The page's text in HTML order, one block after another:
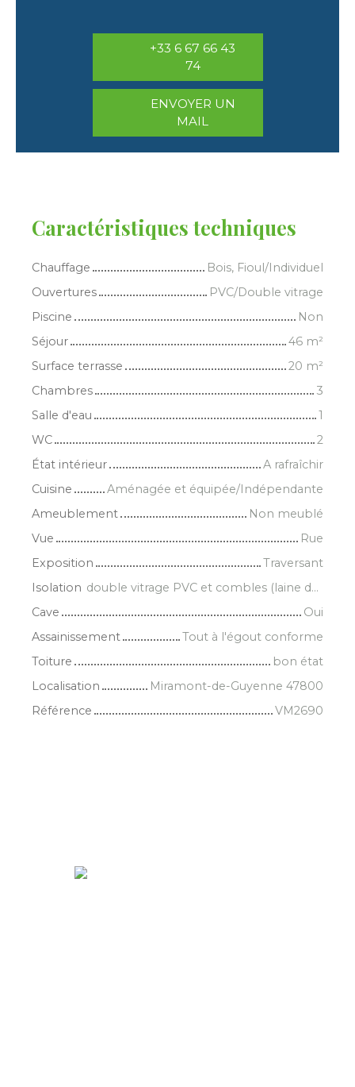
+33 6 67 66 43
74
ENVOYER UN
MAIL
Caractéristiques techniques
Chauffage
Bois, Fioul/Individuel
Ouvertures
PVC/Double vitrage
Piscine
Non
Séjour
46 m²
Surface terrasse
20 m²
Chambres
3
Salle d'eau
1
WC
2
État intérieur
A rafraîchir
Cuisine
Aménagée et équipée/Indépendante
Ameublement
Non meublé
Vue
Rue
Exposition
Traversant
Isolation
double vitrage PVC et combles (laine de verre)
Cave
Oui
Assainissement
Tout à l'égout conforme
Toiture
bon état
Localisation
Miramont-de-Guyenne 47800
Référence
VM2690